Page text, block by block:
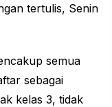
tertulis, Senin
semua
sebagai
kelas 3, tidak